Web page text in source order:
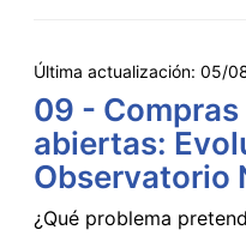
Última actualización: 05/
09 -
abiertas:
Observatorio
¿Qué problema